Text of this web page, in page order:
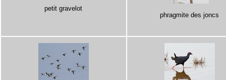
petit gravelot
phragmite des joncs